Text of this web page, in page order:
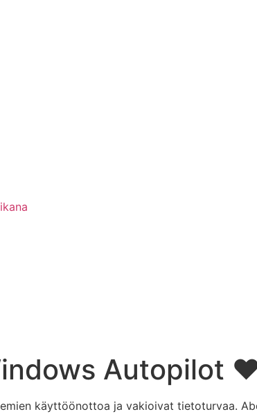
Autopilot
käyttöönottoa ja vakioivat tietoturvaa.